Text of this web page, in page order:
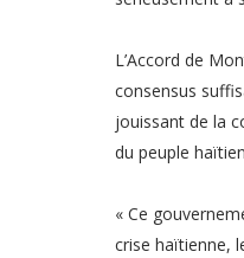
L’Accord de
consensus
jouissant de la
du peuple
« Ce
crise haïtienne,